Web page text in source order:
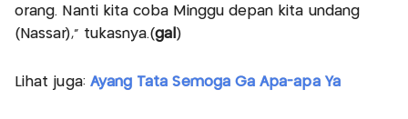
orang. Nanti kita coba Minggu depan kita undang
(Nassar)," tukasnya.(gal )
Lihat juga: Ayang Tata Semoga Ga Apa-apa Ya